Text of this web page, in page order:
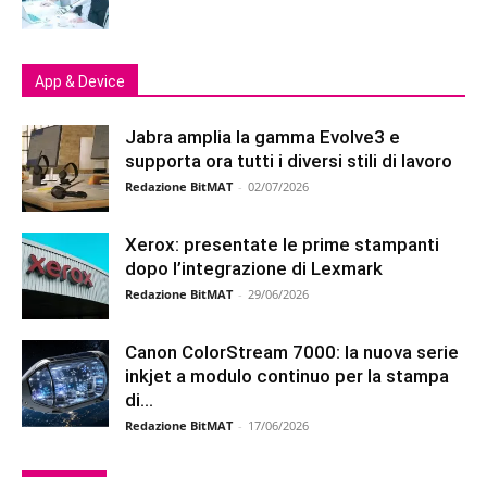
App & Device
Jabra amplia la gamma Evolve3 e
supporta ora tutti i diversi stili di lavoro
Redazione BitMAT - 02/07/2026
Xerox: presentate le prime stampanti
dopo l’integrazione di Lexmark
Redazione BitMAT - 29/06/2026
Canon ColorStream 7000: la nuova serie
inkjet a modulo continuo per la stampa
di...
Redazione BitMAT - 17/06/2026